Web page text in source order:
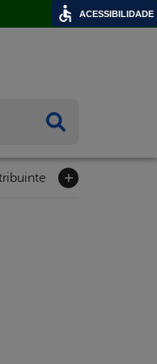
ACESSIBILIDADE